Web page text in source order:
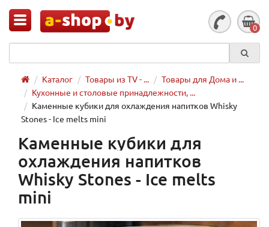
0
Каталог Товары из TV - ...
Товары для Дома и ...
Кухонные и столовые принадлежности, ...
Каменные кубики для охлаждения напитков Whisky
Stones - Ice melts mini
Каменные кубики для
охлаждения напитков
Whisky Stones - Ice melts
mini